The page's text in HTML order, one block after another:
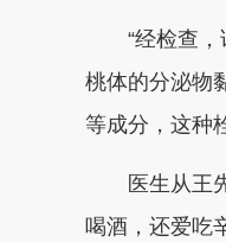
“经检查，该
桃体的分泌物
等成分，这种
医生从王先
喝酒，还爱吃